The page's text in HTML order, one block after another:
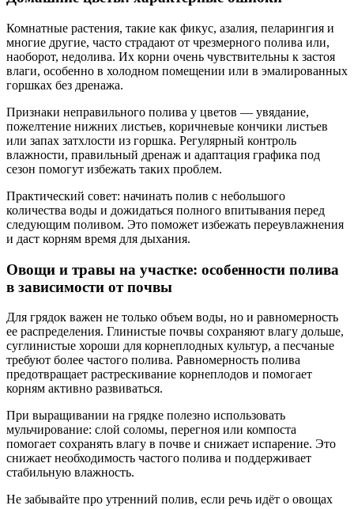
Комнатные растения, такие как фикус, азалия, пеларингия и
многие другие, часто страдают от чрезмерного полива или,
наоборот, недолива. Их корни очень чувствительны к застоя
влаги, особенно в холодном помещении или в эмалированных
горшках без дренажа.
Признаки неправильного полива у цветов — увядание,
пожелтение нижних листьев, коричневые кончики листьев
или запах затхлости из горшка. Регулярный контроль
влажности, правильный дренаж и адаптация графика под
сезон помогут избежать таких проблем.
Практический совет: начинать полив с небольшого
количества воды и дожидаться полного впитывания перед
следующим поливом. Это поможет избежать переувлажнения
и даст корням время для дыхания.
Овощи и травы на участке: особенности полива
в зависимости от почвы
Для грядок важен не только объем воды, но и равномерность
ее распределения. Глинистые почвы сохраняют влагу дольше,
суглинистые хороши для корнеплодных культур, а песчаные
требуют более частого полива. Равномерность полива
предотвращает растрескивание корнеплодов и помогает
корням активно развиваться.
При выращивании на грядке полезно использовать
мульчирование: слой соломы, перегноя или компоста
помогает сохранять влагу в почве и снижает испарение. Это
снижает необходимость частого полива и поддерживает
стабильную влажность.
Не забывайте про утренний полив, если речь идёт о овощах